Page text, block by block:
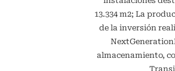
13.334 m2; La
de la inversión
almacenamiento,